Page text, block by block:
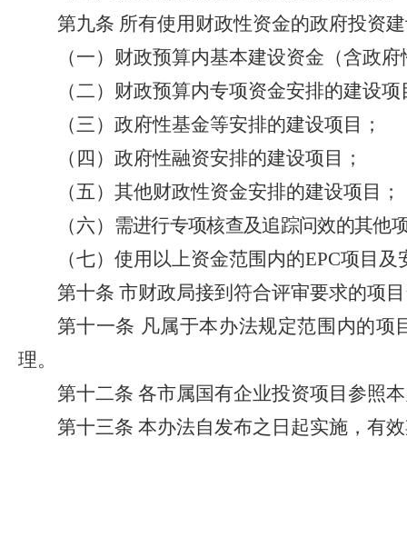
第九条 所有使用财政性资金的政府投资
（一）财政预算内基本建设资金（含政
（二）财政预算内专项资金安排的建设项
（三）政府性基金等安排的建设项目；
（四）政府性融资安排的建设项目；
（五）其他财政性资金安排的建设项目；
（六） 需进行专项核查及追踪问效的其他
（七）使用以上资金范围内的EPC项目及
第十条 市财政局接到符合评审要求的项
第十一条 凡属于本办法规定范围内的项
理。
第十二条 各市属国有企业投资项目参照
第十三条 本办法自发布之日起实施，有